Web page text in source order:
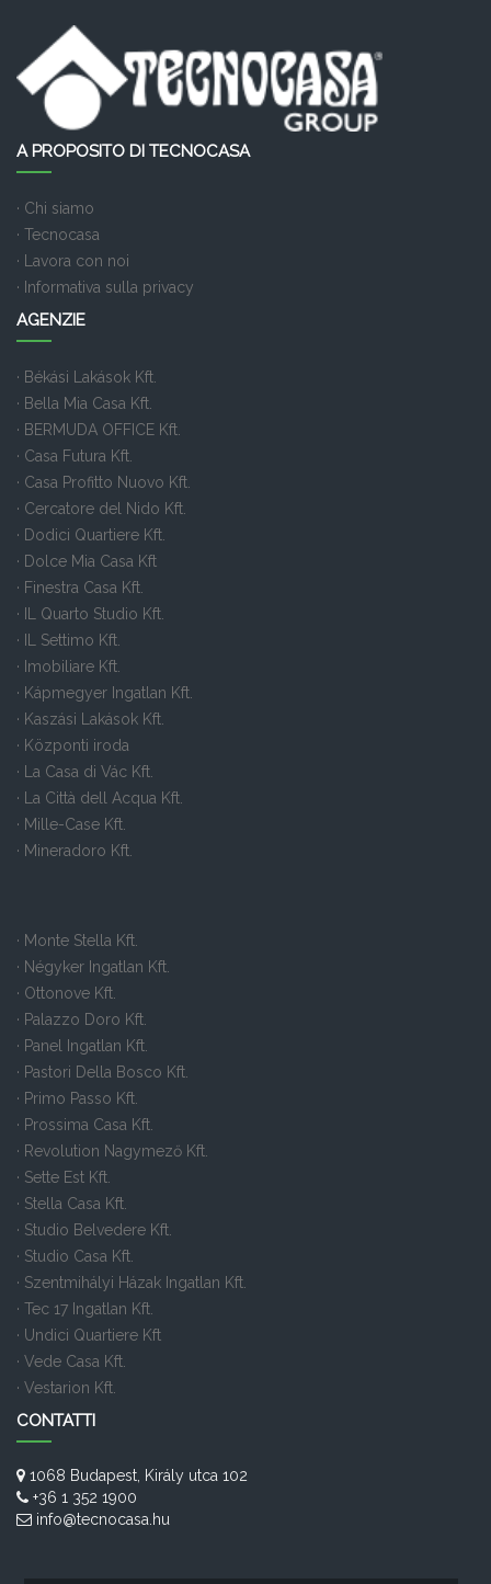
A PROPOSITO DI TECNOCASA
· Chi siamo
· Tecnocasa
· Lavora con noi
· Informativa sulla privacy
AGENZIE
· Békási Lakások Kft.
· Bella Mia Casa Kft.
· BERMUDA OFFICE Kft.
· Casa Futura Kft.
· Casa Profitto Nuovo Kft.
· Cercatore del Nido Kft.
· Dodici Quartiere Kft.
· Dolce Mia Casa Kft
· Finestra Casa Kft.
· IL Quarto Studio Kft.
· IL Settimo Kft.
· Imobiliare Kft.
· Kápmegyer Ingatlan Kft.
· Kaszási Lakások Kft.
· Központi iroda
· La Casa di Vác Kft.
· La Città dell Acqua Kft.
· Mille-Case Kft.
· Mineradoro Kft.
· Monte Stella Kft.
· Négyker Ingatlan Kft.
· Ottonove Kft.
· Palazzo Doro Kft.
· Panel Ingatlan Kft.
· Pastori Della Bosco Kft.
· Primo Passo Kft.
· Prossima Casa Kft.
· Revolution Nagymező Kft.
· Sette Est Kft.
· Stella Casa Kft.
· Studio Belvedere Kft.
· Studio Casa Kft.
· Szentmihályi Házak Ingatlan Kft.
· Tec 17 Ingatlan Kft.
· Undici Quartiere Kft
· Vede Casa Kft.
· Vestarion Kft.
CONTATTI
1068 Budapest, Király utca 102
+36 1 352 1900
info@tecnocasa.hu